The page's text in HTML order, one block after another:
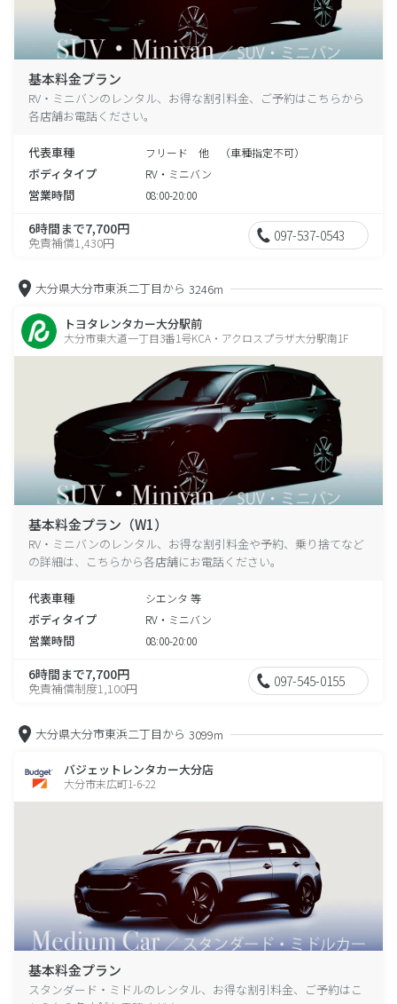
基本料金プラン
RV・ミニバンのレンタル、お得な割引料金、ご予約はこちらから
各店舗お電話ください。
代表車種 フリード 他 （車種指定不可）
ボディタイプ RV・ミニバン
営業時間 08:00-20:00
6時間まで7,700円
免責補償1,430円 097-537-0543
大分県大分市東浜二丁目から 3246m
トヨタレンタカー大分駅前
大分市東大道一丁目3番1号KCA・アクロスプラザ大分駅南1F
基本料金プラン（W1）
RV・ミニバンのレンタル、お得な割引料金や予約、乗り捨てなど
の詳細は、こちらから各店舗にお電話ください。
代表車種 シエンタ 等
ボディタイプ RV・ミニバン
営業時間 08:00-20:00
6時間まで7,700円
免責補償制度1,100円 097-545-0155
大分県大分市東浜二丁目から 3099m
バジェットレンタカー大分店
大分市末広町1-6-22
基本料金プラン
スタンダード・ミドルのレンタル、お得な割引料金、ご予約はこ